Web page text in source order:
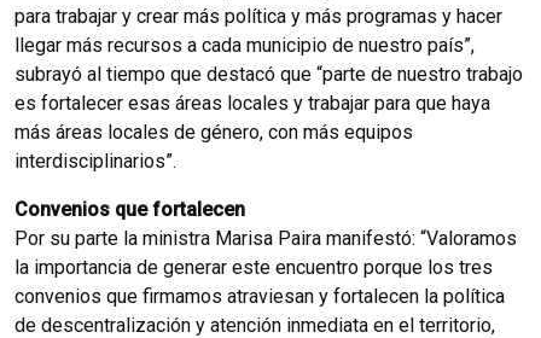
para trabajar y crear más política y más programas y hacer
llegar más recursos a cada municipio de nuestro país”,
subrayó al tiempo que destacó que “parte de nuestro trabajo
es fortalecer esas áreas locales y trabajar para que haya
más áreas locales de género, con más equipos
interdisciplinarios”.
Convenios que fortalecen
Por su parte la ministra Marisa Paira manifestó: “Valoramos
la importancia de generar este encuentro porque los tres
convenios que firmamos atraviesan y fortalecen la política
de descentralización y atención inmediata en el territorio,